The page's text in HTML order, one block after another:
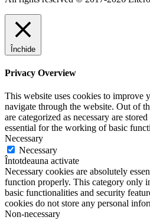
Închide
Privacy Overview
This website uses cookies to improve
navigate through the website. Out of
are categorized as necessary are
essential for the working of basic
Necessary
Necessary
Întotdeauna activate
Necessary cookies are absolutely
function properly. This category only
basic functionalities and security
cookies do not store any personal
Non-necessary